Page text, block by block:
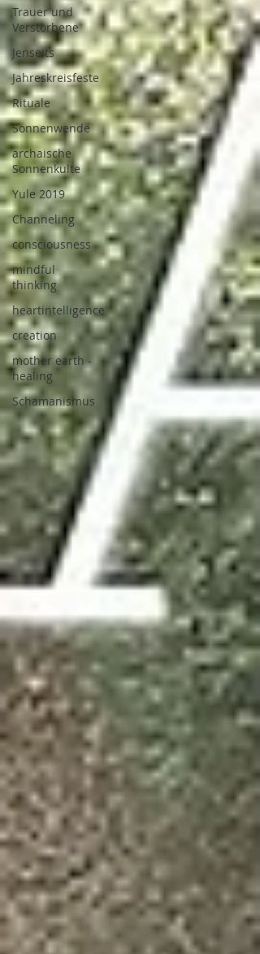
Trauer und
Verstorbene
Jenseits
Jahreskreisfeste
Rituale
Sonnenwende
archaische
Sonnenkulte
Yule 2019
Channeling
consciousness
mindful
thinking
heartintelligence
creation
mother earth -
healing
Schamanismus